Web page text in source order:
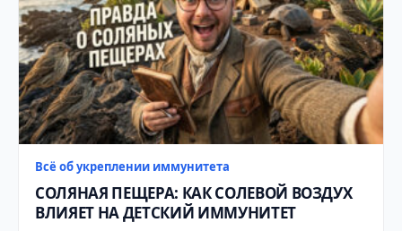
Всё об укреплении иммунитета
СОЛЯНАЯ ПЕЩЕРА: КАК СОЛЕВОЙ ВОЗДУХ
ВЛИЯЕТ НА ДЕТСКИЙ ИММУНИТЕТ